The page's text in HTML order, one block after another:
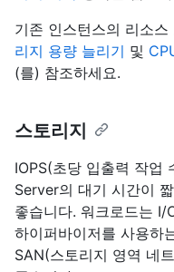
기존 인스턴스의 리소
리지 용량 늘리기 및
(를) 참조하세요.
스토리지
IOPS(초당 입출력 작
Server의 대기 시간이
좋습니다. 워크로드는 I/
하이퍼바이저를 사용하
SAN(스토리지 영역 네